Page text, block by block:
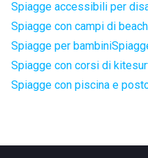
Spiagge accessibili per
Spiagge con campi di
Spiagge per bambini
Spiagge con corsi di
Spiagge con piscina e